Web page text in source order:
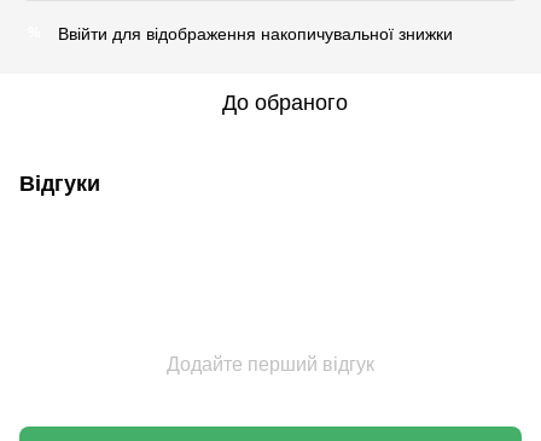
Ввійти для відображення накопичувальної знижки
До обраного
Відгуки
Додайте перший відгук